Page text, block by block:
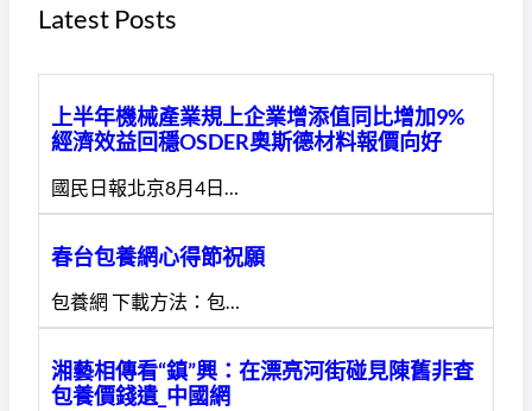
Latest Posts
上半年機械產業規上企業增添值同比增加9%
經濟效益回穩OSDER奧斯德材料報價向好
國民日報北京8月4日…
春台包養網心得節祝願
包養網 下載方法：包…
湘藝相傳看“鎮”興：在漂亮河街碰見陳舊非查
包養價錢遺_中國網